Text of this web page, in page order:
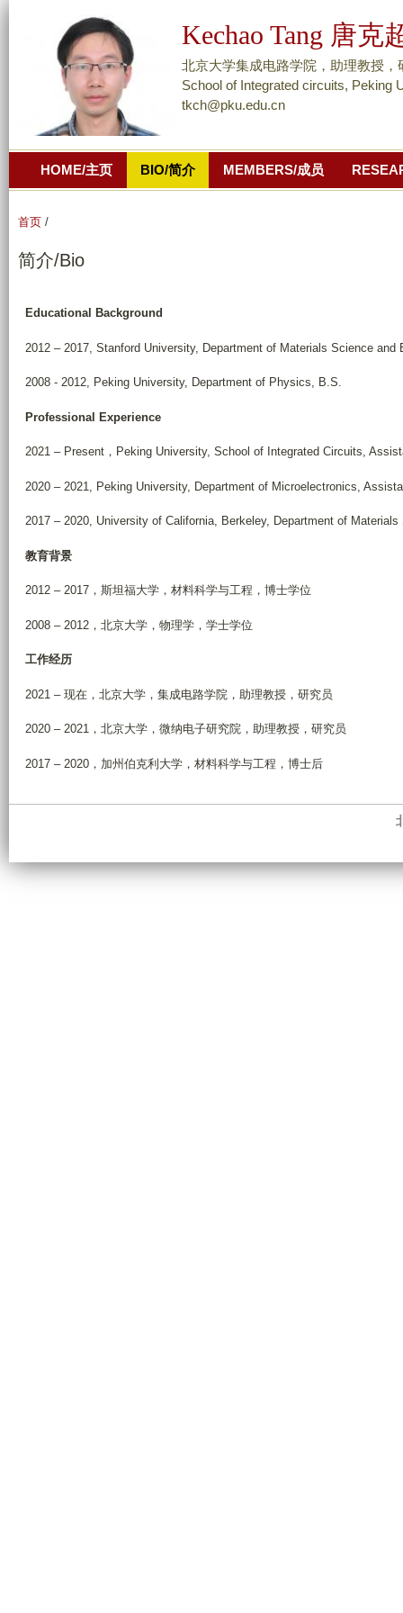
转
到
页
主
要
Kechao Tang 唐克
北京大学集成电路学院，助理教授
School of Integrated circuits, Peking
tkch@pku.edu.cn
HOME/主页 BIO/简介 MEMBERS/成员
首页 /
简介/Bio
Educational Background
2012 – 2017, Stanford University, Department of Materials Science and
2008 - 2012, Peking University, Department of Physics, B.S.
Professional Experience
2021 – Present，Peking University, School of Integrated Circuits,
2020 – 2021, Peking University, Department of Microelectronics,
2017 – 2020, University of California, Berkeley, Department of
教育背景
2012 – 2017，斯坦福大学，材料科学与工程，博士学位
2008 – 2012，北京大学，物理学，学士学位
工作经历
2021 – 现在，北京大学，集成电路学院，助理教授，研究员
2020 – 2021，北京大学，微纳电子研究院，助理教授，研究员
2017 – 2020，加州伯克利大学，材料科学与工程，博士后